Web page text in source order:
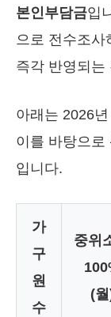
본인부담금입
으로 전수조사
즉각 반영되는
아래는 2026
이를 바탕으로
입니다.
가
구
원
수
중위
(